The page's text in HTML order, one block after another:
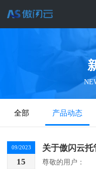
全部 产品动态
09/2023
15
尊敬的用户：